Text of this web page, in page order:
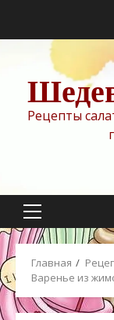
содержимому
Рецепты
Основное
меню
Главная
Варенье из